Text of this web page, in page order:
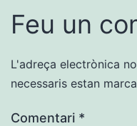
Feu un
L'adreça electrònica
necessaris estan
Comentari *